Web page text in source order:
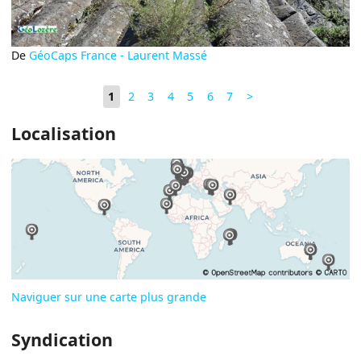
De GéoCaps France - Laurent Massé
1 2 3 4 5 6 7 >
Localisation
Naviguer sur une carte plus grande
Syndication